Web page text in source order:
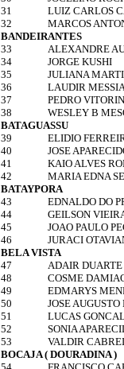
31
LUIZ CARLOS
32
MARCOS
BANDEIRANTES
33
ALEXANDRE
34
JORGE KUSHI
35
JULIANA
36
LAUDIR
37
PEDRO
38
WESLEY B
BATAGUASSU
39
ELIDIO
40
JOSE
41
KAIO ALVES
42
MARIA EDNA
BATAYPORA
43
EDNALDO DO
44
GEILSON
45
JOAO PAULO
46
JURACI
BELA VISTA
47
ADAIR
48
COSME
49
EDMARYS
50
JOSE AUGUSTO
51
LUCAS
52
SONIA
53
VALDIR
BOCAJA ( DOURADINA )